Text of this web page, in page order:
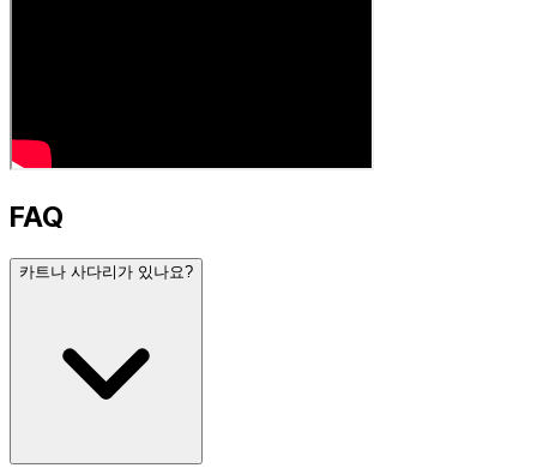
FAQ
카트나 사다리가 있나요?